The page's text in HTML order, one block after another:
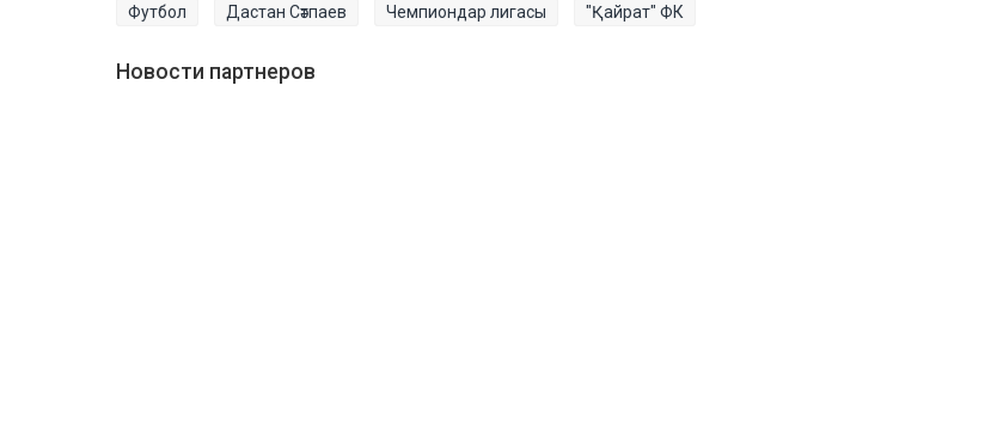
Футбол Дастан Сәтпаев Чемпиондар лигасы "Қайрат" ФК
Новости партнеров